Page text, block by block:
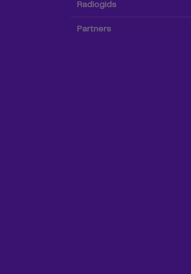
Radiogids
Partners